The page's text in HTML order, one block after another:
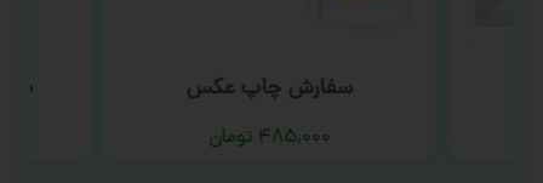
سفارش چاپ عکس
۴۸۵,۰۰۰ تومان